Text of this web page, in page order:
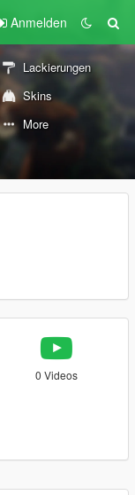
Anmelden
Lackierungen
Skins
More
0 Videos